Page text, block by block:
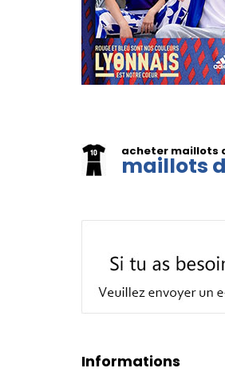
acheter maillots
maillots
Informations